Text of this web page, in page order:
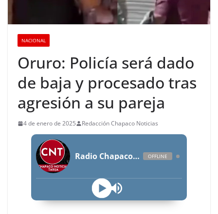
NACIONAL
Oruro: Policía será dado
de baja y procesado tras
agresión a su pareja
4 de enero de 2025 Redacción Chapaco Noticias
Radio Chapaco Noticias Las 24 horas en vivo OFFLINE